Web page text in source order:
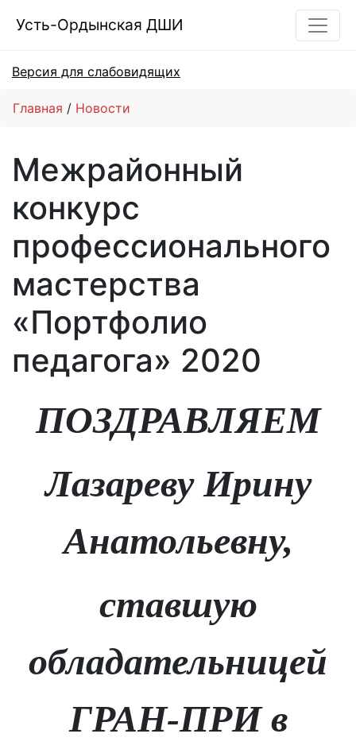
Усть-Ордынская ДШИ
Версия для слабовидящих
Главная Новости
Межрайонный
конкурс
профессионального
мастерства
«Портфолио
педагога» 2020
ПОЗДРАВЛЯЕМ
Лазареву Ирину
Анатольевну,
ставшую
обладательницей
ГРАН-ПРИ в